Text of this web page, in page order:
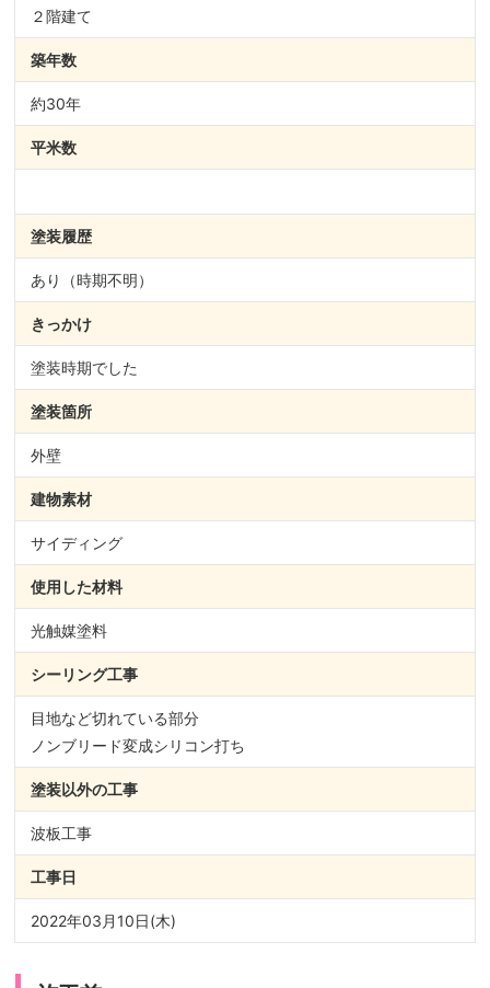
２階建て
築年数
約30年
平米数
塗装履歴
あり（時期不明）
きっかけ
塗装時期でした
塗装箇所
外壁
建物素材
サイディング
使用した材料
光触媒塗料
シーリング工事
目地など切れている部分
ノンブリード変成シリコン打ち
塗装以外の工事
波板工事
工事日
2022年03月10日(木)